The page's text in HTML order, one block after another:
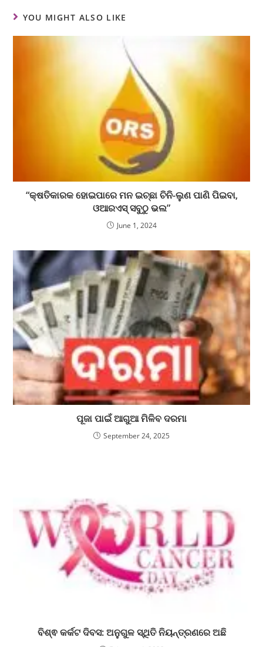
YOU MIGHT ALSO LIKE
“କ୍ଷତିକାରକ ହୋଇପାରେ ମନ ଇଚ୍ଛା ଚିନି-ଲୁଣ ପାଣି ପିଇବା,
ଓଆରଏସ୍ ସବୁଠୁ ଭଲ”
June 1, 2024
ପୂଜା ପାଇଁ ଆଗୁଆ ମିଳିବ ଦରମା
September 24, 2025
ବିଶ୍ଵ କର୍କଟ ଦିବସ: ଅନୁଗୁଳ ସ୍ଥିତି ନିୟନ୍ତ୍ରଣରେ ଅଛି